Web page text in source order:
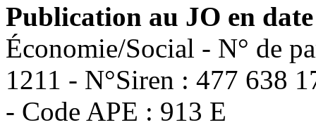
Publication au JO en
Économie/Social - N° de
1211 - N°Siren : 477 638
- Code APE : 913 E